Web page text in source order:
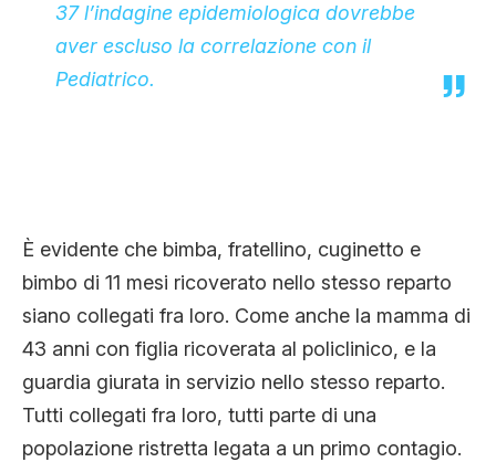
37 l’indagine epidemiologica dovrebbe
aver escluso la correlazione con il
Pediatrico.
È evidente che bimba, fratellino, cuginetto e
bimbo di 11 mesi ricoverato nello stesso reparto
siano collegati fra loro. Come anche la mamma di
43 anni con figlia ricoverata al policlinico, e la
guardia giurata in servizio nello stesso reparto.
Tutti collegati fra loro, tutti parte di una
popolazione ristretta legata a un primo contagio.